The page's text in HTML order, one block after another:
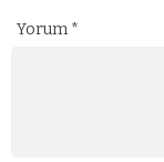
Yorum *